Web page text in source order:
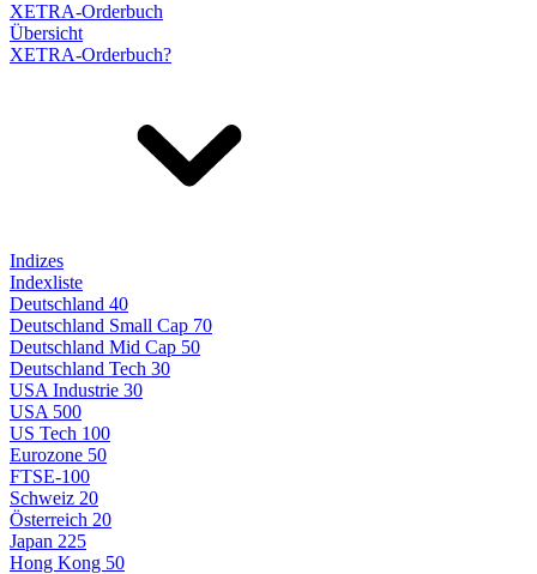
XETRA-Orderbuch
Übersicht
XETRA-Orderbuch?
Indizes
Indexliste
Deutschland 40
Deutschland Small Cap 70
Deutschland Mid Cap 50
Deutschland Tech 30
USA Industrie 30
USA 500
US Tech 100
Eurozone 50
FTSE-100
Schweiz 20
Österreich 20
Japan 225
Hong Kong 50